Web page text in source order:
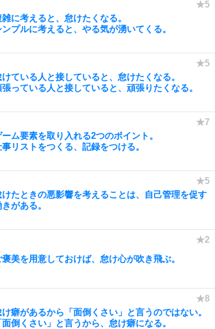
雑に考えると、怠けたくなる。
ンプルに考えると、やる気が湧いてくる。
けている人と接していると、怠けたくなる。
張っている人と接していると、頑張りたくなる。
ーム要素を取り入れる2つのポイント。
事リストをつくる、記録をつける。
けたときの悪影響を考えることは、自己管理を促す
がある。
褒美を用意しておけば、怠け心が吹き飛ぶ。
け癖があるから「面倒くさい」と言うのではない。
面倒くさい」と言うから、怠け癖になる。